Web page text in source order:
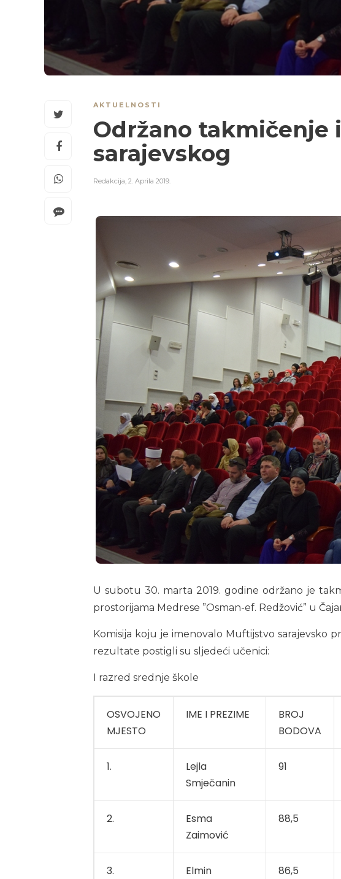
AKTUELNOSTI
Održano takmičenje
sarajevskog
Redakcija, 2. Aprila 2019.
U subotu 30. marta 2019. godine održano je
prostorijama Medrese ”Osman-ef. Redžović” u
Komisija koju je imenovalo Muftijstvo sarajevsko
rezultate postigli su sljedeći učenici:
I razred srednje škole
OSVOJENO
MJESTO
IME I PREZIME
BROJ
BODOVA
1.
Lejla
Smječanin
91
2.
Esma
Zaimović
88,5
3.
Elmin
86,5